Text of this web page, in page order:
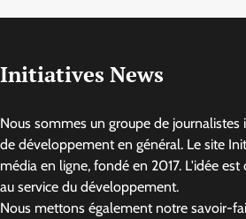
Initiatives News
Nous sommes un groupe de journalistes
de développement en général. Le site
média en ligne, fondé en 2017. L'idée
au service du développement.
Nous mettons également notre savoir-